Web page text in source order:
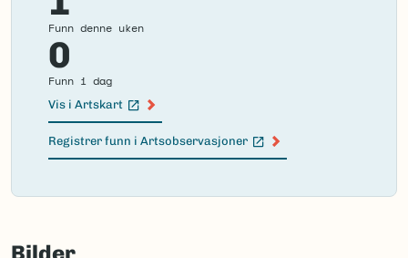
Funn denne uken
0
Funn i dag
Vis i Artskart
(Ekstern lenke)
Registrer funn i Artsobservasjoner
(Ekstern lenke)
Failed
Bilder